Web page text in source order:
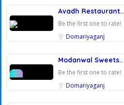
Avadh Restaurant..
Be the first one to rate!
Domariyaganj
Modanwal Sweets..
Be the first one to rate!
Domariyaganj